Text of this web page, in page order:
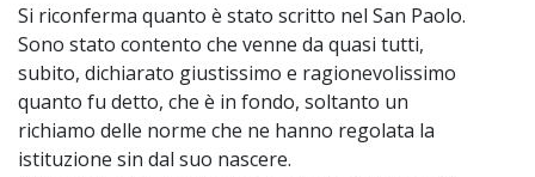
Si riconferma quanto è stato scritto nel San Paolo.
Sono stato contento che venne da quasi tutti,
subito, dichiarato giustissimo e ragionevolissimo
quanto fu detto, che è in fondo, soltanto un
richiamo delle norme che ne hanno regolata la
istituzione sin dal suo nascere.